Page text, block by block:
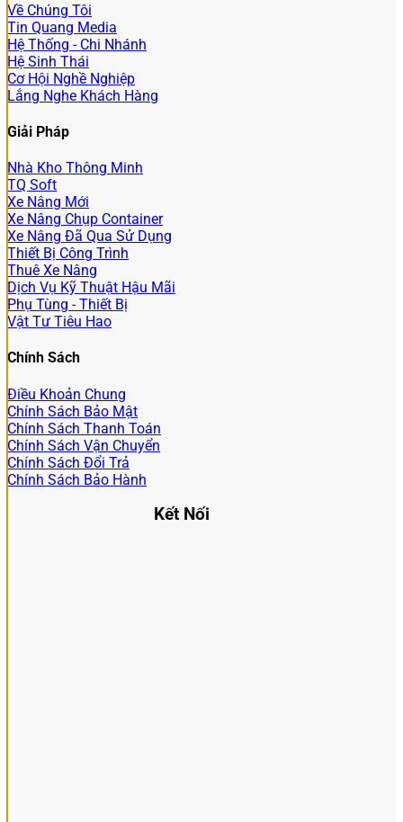
Về Chúng Tôi
Tin Quang Media
Hệ Thống - Chi Nhánh
Hệ Sinh Thái
Cơ Hội Nghề Nghiệp
Lắng Nghe Khách Hàng
Giải Pháp
Nhà Kho Thông Minh
TQ Soft
Xe Nâng Mới
Xe Nâng Chụp Container
Xe Nâng Đã Qua Sử Dụng
Thiết Bị Công Trình
Thuê Xe Nâng
Dịch Vụ Kỹ Thuật Hậu Mãi
Phụ Tùng - Thiết Bị
Vật Tư Tiêu Hao
Chính Sách
Điều Khoản Chung
Chính Sách Bảo Mật
Chính Sách Thanh Toán
Chính Sách Vận Chuyển
Chính Sách Đổi Trả
Chính Sách Bảo Hành
Kết Nối